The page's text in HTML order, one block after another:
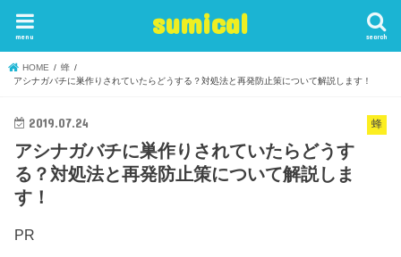
sumical search
menu
HOME
蜂
アシナガバチに巣作りされていたらどうする？対処法と再発防止策について解説します！
蜂
2019.07.24
アシナガバチに巣作りされていたらどうす
る？対処法と再発防止策について解説しま
す！
PR